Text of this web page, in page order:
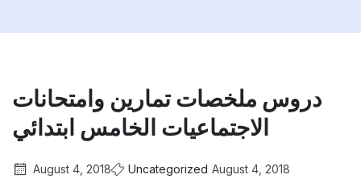
دروس ملخصات تمارين وامتحانات
الاجتماعيات الخامس ابتدائي
August 4, 2018 Uncategorized August 4, 2018